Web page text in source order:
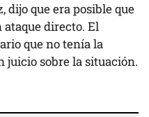
dijo que era posible que
ataque directo. El
que no tenía la
juicio sobre la situación.